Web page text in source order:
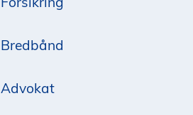
Forsikring
Bredbånd
Advokat